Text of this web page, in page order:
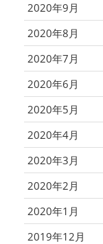
2020年9月
2020年8月
2020年7月
2020年6月
2020年5月
2020年4月
2020年3月
2020年2月
2020年1月
2019年12月